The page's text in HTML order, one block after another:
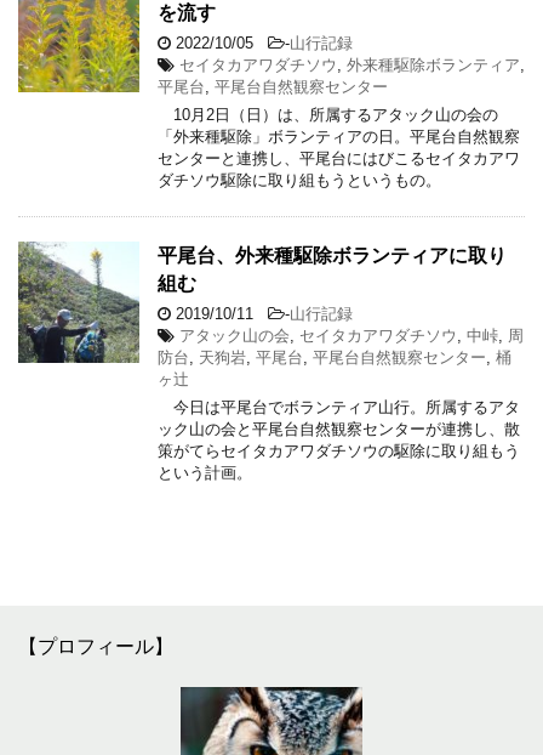
を流す
2022/10/05 -山行記録
セイタカアワダチソウ
外来種駆除ボランティア
平尾台 平尾台自然観察センター
10月2日（日）は、所属するアタック山の会の
「外来種駆除」ボランティアの日。平尾台自然観察
センターと連携し、平尾台にはびこるセイタカアワ
ダチソウ駆除に取り組もうというもの。
平尾台、外来種駆除ボランティアに取り
組む
2019/10/11 -山行記録
アタック山の会
セイタカアワダチソウ 中峠
周
防台
天狗岩 平尾台 平尾台自然観察センター 桶
ヶ辻
今日は平尾台でボランティア山行。所属するアタ
ック山の会と平尾台自然観察センターが連携し、散
策がてらセイタカアワダチソウの駆除に取り組もう
という計画。
【プロフィール】